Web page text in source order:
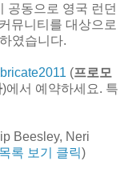
공동으로 영국 런던
뮤니티를 대상으로
였습니다.
(프로모
)에서 예약하세요. 특
Beesley, Neri
록 보기 클릭)